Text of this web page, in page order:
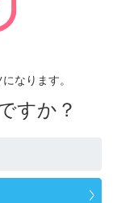
なります。
すか？